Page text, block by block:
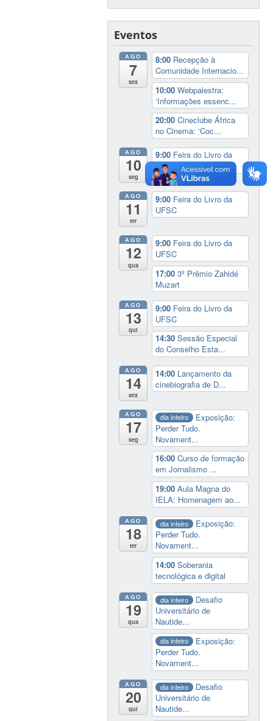
Eventos
AGO
7
sex
8:00 Recepção à
Comunidade Internacio...
10:00Webpalestra:
‘Informações essenc...
20:00Cineclube África
no Cinema: ‘Coc...
AGO
10
seg
9:00 Feira do Livro da
UFSC
AGO
11
ter
9:00 Feira do Livro da
UFSC
AGO
12
qua
9:00 Feira do Livro da
UFSC
17:003º Prêmio Zahidé
Muzart
AGO
13
qui
9:00 Feira do Livro da
UFSC
14:30Sessão Especial
do Conselho Esta...
AGO
14
sex
14:00 Lançamento da
cinebiografia de D...
AGO
17
seg
dia inteiro
Exposição:
Perder Tudo.
Novament...
16:00Curso de formação
em Jornalismo ...
19:00Aula Magna do
IELA: Homenagem ao...
AGO
18
ter
dia inteiro
Exposição:
Perder Tudo.
Novament...
14:00Soberania
tecnológica e digital
AGO
19
qua
dia inteiro
Desafio
Universitário de
Nautide...
dia inteiro
Exposição:
Perder Tudo.
Novament...
AGO
20
qui
dia inteiro
Desafio
Universitário de
Nautide...